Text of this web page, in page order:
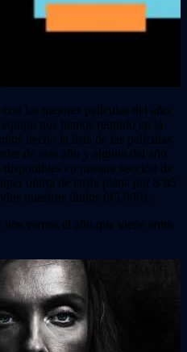
las mejores películas del año.
nos hemos reunido en la
hecho la lista de las películas
de este año y alguna del año
en nuestra sección de
oferta de tarifa plana por 8’95
nuestros títulos (45.996).
vemos el año que viene entre